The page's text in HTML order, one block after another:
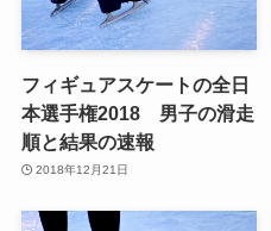
フィギュアスケートの全日
本選手権2018 男子の滑走
順と結果の速報
2018年12月21日